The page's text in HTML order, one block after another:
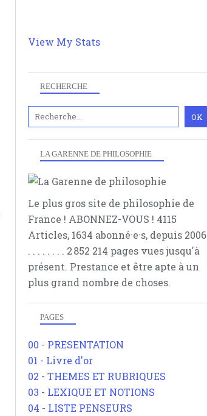
RECHERCHE
LA GARENNE DE PHILOSOPHIE
Le plus gros site de philosophie de
France ! ABONNEZ-VOUS ! 4115
Articles, 1634 abonné·e·s, depuis 2006
. . . . . . . . 2 852 214 pages vues jusqu'à
présent. Prestance et être apte à un
plus grand nombre de choses.
PAGES
00 - PRESENTATION
01 - Livre d'or
02 - THEMES ET RUBRIQUES
03 - LEXIQUE ET NOTIONS
04 - LISTE PENSEURS
View My Stats